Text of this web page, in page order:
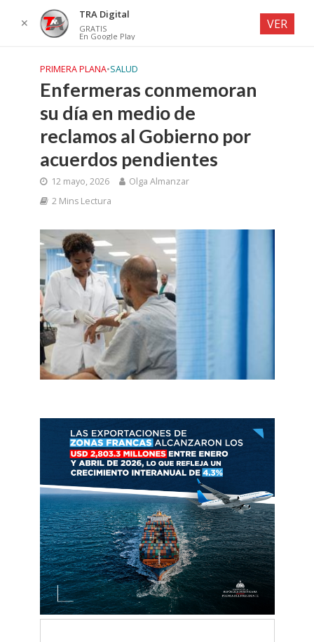
PRIMERA PLANA•SALUD
Enfermeras conmemoran
su día en medio de
reclamos al Gobierno por
acuerdos pendientes
12 mayo, 2026
Olga Almanzar
2 Mins Lectura
✕
TRA Digital
GRATIS
En Google Play
VER